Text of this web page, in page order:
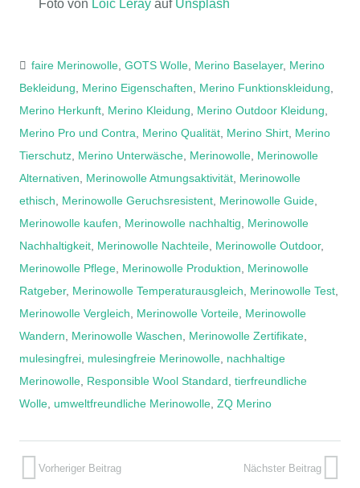
Foto von Loic Leray auf Unsplash
faire Merinowolle, GOTS Wolle, Merino Baselayer, Merino
Bekleidung
Merino Eigenschaften Merino Funktionskleidung
Merino Herkunft Merino Kleidung Merino Outdoor Kleidung
Merino Pro und Contra
Merino Qualität Merino Shirt Merino
Tierschutz Merino Unterwäsche Merinowolle Merinowolle
Alternativen
Merinowolle Atmungsaktivität Merinowolle
ethisch
Merinowolle Geruchsresistent Merinowolle Guide
Merinowolle kaufen
Merinowolle nachhaltig
Merinowolle
Nachhaltigkeit Merinowolle Nachteile Merinowolle Outdoor,
Merinowolle Pflege Merinowolle Produktion
Merinowolle
Ratgeber, Merinowolle Temperaturausgleich Merinowolle Test
Merinowolle Vergleich
Merinowolle Vorteile Merinowolle
Wandern
Merinowolle Waschen Merinowolle Zertifikate
mulesingfrei mulesingfreie Merinowolle nachhaltige
Merinowolle Responsible Wool Standard tierfreundliche
Wolle umweltfreundliche Merinowolle ZQ Merino
Vorheriger Beitrag Nächster Beitrag